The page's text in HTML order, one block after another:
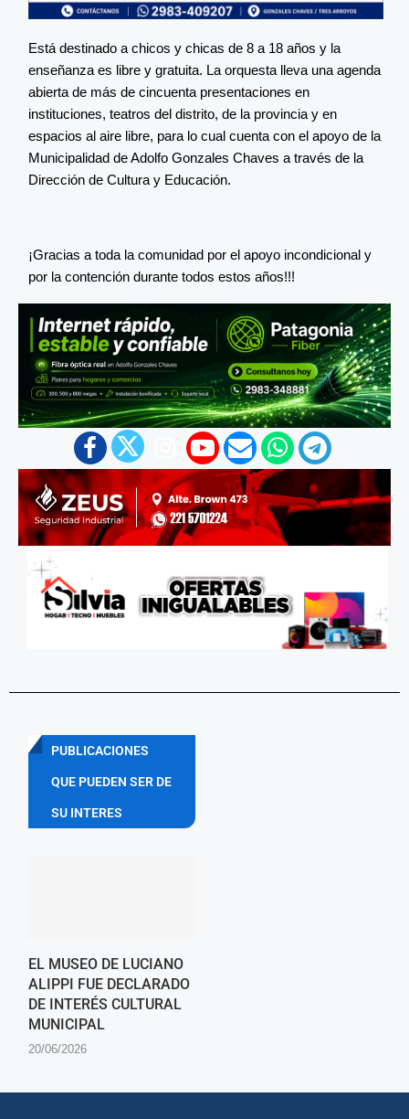
Está destinado a chicos y chicas de 8 a 18 años y la
enseñanza es libre y gratuita. La orquesta lleva una agenda
abierta de más de cincuenta presentaciones en
instituciones, teatros del distrito, de la provincia y en
espacios al aire libre, para lo cual cuenta con el apoyo de la
Municipalidad de Adolfo Gonzales Chaves a través de la
Dirección de Cultura y Educación.
¡Gracias a toda la comunidad por el apoyo incondicional y
por la contención durante todos estos años!!!
PUBLICACIONES
QUE PUEDEN SER DE
SU INTERES
EL MUSEO DE LUCIANO
ALIPPI FUE DECLARADO
DE INTERÉS CULTURAL
MUNICIPAL
20/06/2026